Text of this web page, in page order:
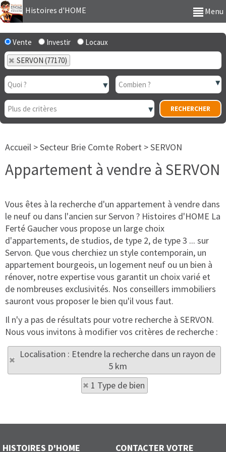
Histoires d'HOME Menu
Vente Investir
Locaux
SERVON (77170)
Accueil >Secteur Brie Comte Robert >SERVON
Appartement à vendre à SERVON
Vous êtes à la recherche d'un appartement à vendre dans
le neuf ou dans l'ancien sur Servon ? Histoires d'HOME La
Ferté Gaucher vous propose un large choix
d'appartements, de studios, de type 2, de type 3 ... sur
Servon. Que vous cherchiez un style contemporain, un
appartement bourgeois, un logement neuf ou un bien à
rénover, notre expertise vous garantit un choix varié et
de nombreuses exclusivités. Nos conseillers immobiliers
sauront vous proposer le bien qu'il vous faut.
Il n'y a pas de résultats pour votre recherche à SERVON.
Nous vous invitons à modifier vos critères de recherche :
Localisation : Etendre la recherche dans un rayon de
5 km
1 Type de bien
HISTOIRES D'HOME CONTACTER VOTRE